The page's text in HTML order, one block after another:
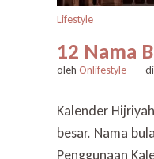
Lifestyle
12 Nama
oleh Onlifestyle
Kalender
besar. Nama
Penggunaan